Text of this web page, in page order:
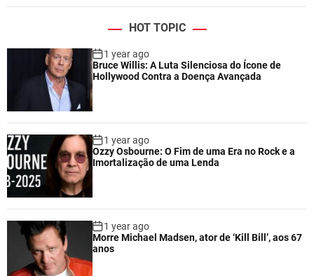
HOT TOPIC
1 year ago
Bruce Willis: A Luta Silenciosa do Ícone de
Hollywood Contra a Doença Avançada
1 year ago
Ozzy Osbourne: O Fim de uma Era no Rock e a
Imortalização de uma Lenda
1 year ago
Morre Michael Madsen, ator de ‘Kill Bill’, aos 67
anos